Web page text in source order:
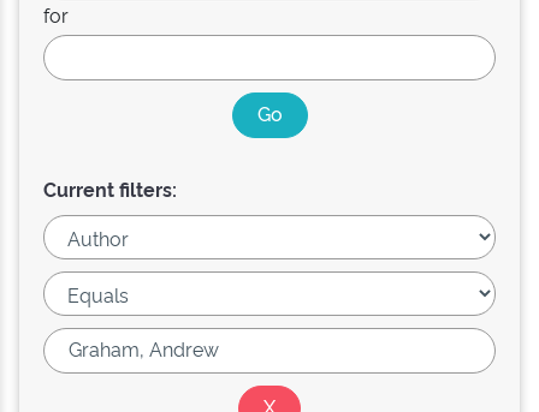
for
Current filters: